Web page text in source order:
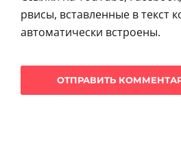
рвисы, вставленные в текст
автоматически встроены.